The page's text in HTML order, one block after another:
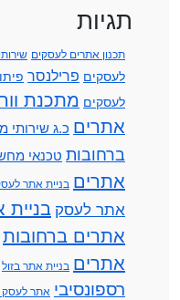
תגיות
תכנון אתרים לעסקים
לעסקים פרילנסר
לעסקים מתכנת
אתרים כ.ג שירותי
ברחובות טכנאי
אתרים בניית אתר
אתר לעסק
אתרים ברחובות
אתרים בניית אתר בזול
רספונסיבי אתר לעסק